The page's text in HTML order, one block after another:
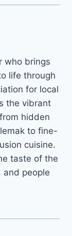
who brings
life through
for local
the vibrant
hidden
to fine-
cuisine.
taste of the
and people